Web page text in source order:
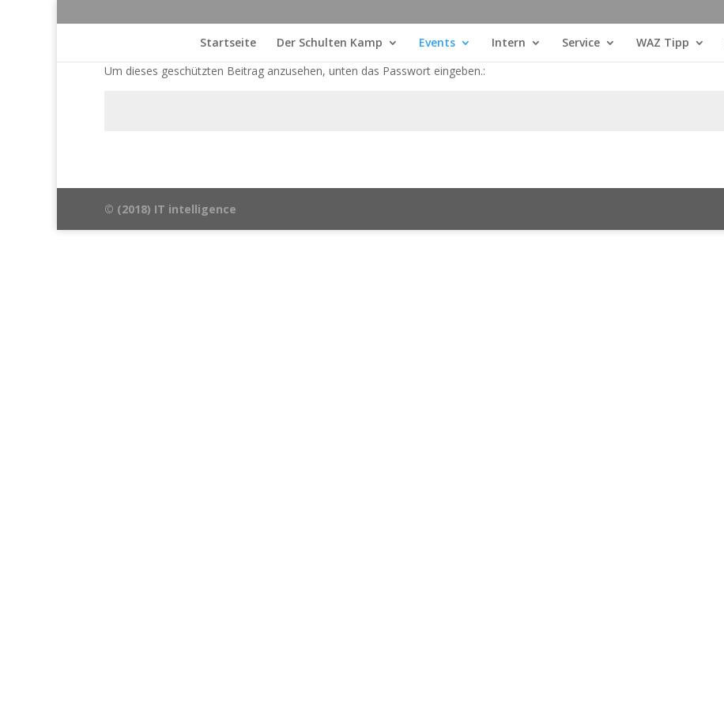
Startseite Der Schulten Kamp Events Intern Service WAZ Tipp
Um dieses geschützten Beitrag anzusehen, unten das Passwort eingeben.:
© (2018) IT intelligence